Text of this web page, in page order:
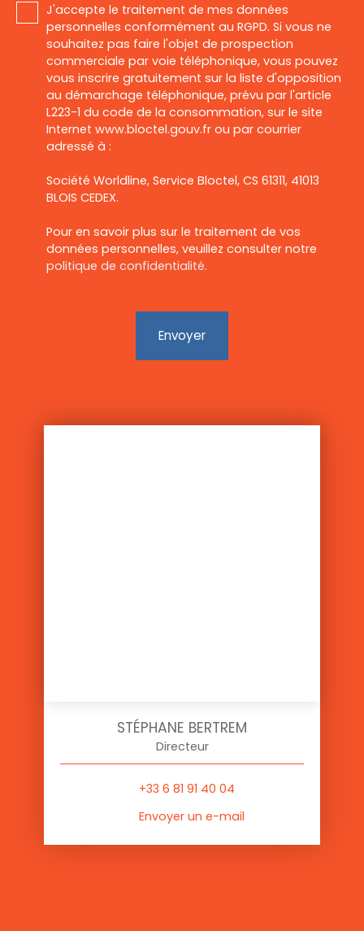
J'accepte le traitement de mes données
personnelles conformément au RGPD. Si vous ne
souhaitez pas faire l'objet de prospection
commerciale par voie téléphonique, vous pouvez
vous inscrire gratuitement sur la liste d'opposition
au démarchage téléphonique, prévu par l'article
L223-1 du code de la consommation, sur le site
Internet www.bloctel.gouv.fr ou par courrier
adressé à :
Société Worldline, Service Bloctel, CS 61311, 41013
BLOIS CEDEX.
Pour en savoir plus sur le traitement de vos
données personnelles, veuillez consulter notre
politique de confidentialité.
Envoyer
STÉPHANE BERTREM
Directeur
+33 6 81 91 40 04
Envoyer un e-mail